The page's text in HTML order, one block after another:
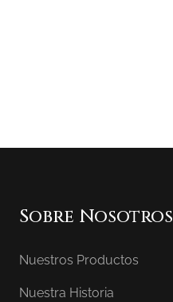
Sobre Nosotros
Nuestros Productos
Nuestra Historia